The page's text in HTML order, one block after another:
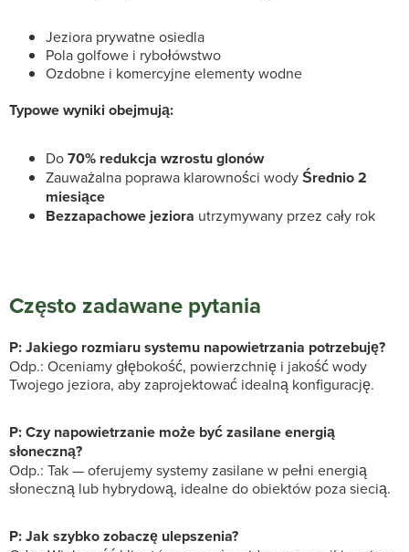
Jeziora prywatne osiedla
Pola golfowe i rybołówstwo
Ozdobne i komercyjne elementy wodne
Typowe wyniki obejmują:
Do70% redukcja wzrostu glonów
Zauważalna poprawa klarowności wodyŚrednio 2
miesiące
Bezzapachowe jeziora utrzymywany przez cały rok
Często zadawane pytania
P: Jakiego rozmiaru systemu napowietrzania potrzebuję?
Odp.: Oceniamy głębokość, powierzchnię i jakość wody
Twojego jeziora, aby zaprojektować idealną konfigurację.
P: Czy napowietrzanie może być zasilane energią
słoneczną?
Odp.: Tak — oferujemy systemy zasilane w pełni energią
słoneczną lub hybrydową, idealne do obiektów poza siecią.
P: Jak szybko zobaczę ulepszenia?